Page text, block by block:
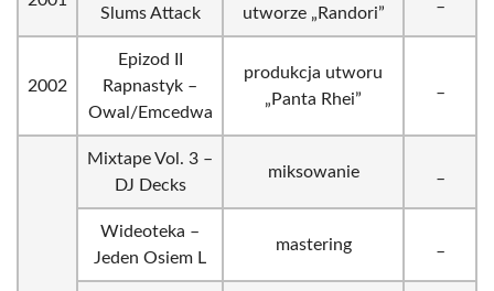
Slums Attack
utworze „Randori”
2002
Epizod II
Rapnastyk –
Owal/Emcedwa
produkcja utworu
„Panta Rhei”
Mixtape Vol. 3 –
DJ Decks
miksowanie
Wideoteka –
Jeden Osiem L
mastering